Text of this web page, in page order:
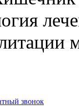
звонок